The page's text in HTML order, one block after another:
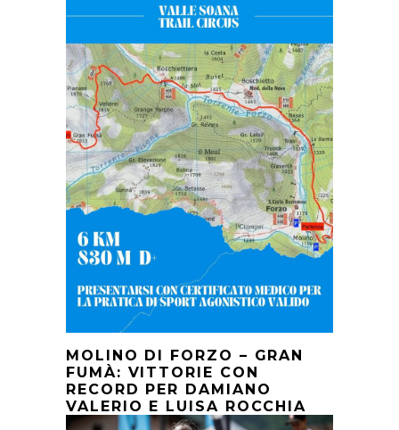
MOLINO DI FORZO – GRAN
FUMÀ: VITTORIE CON
RECORD PER DAMIANO
VALERIO E LUISA ROCCHIA